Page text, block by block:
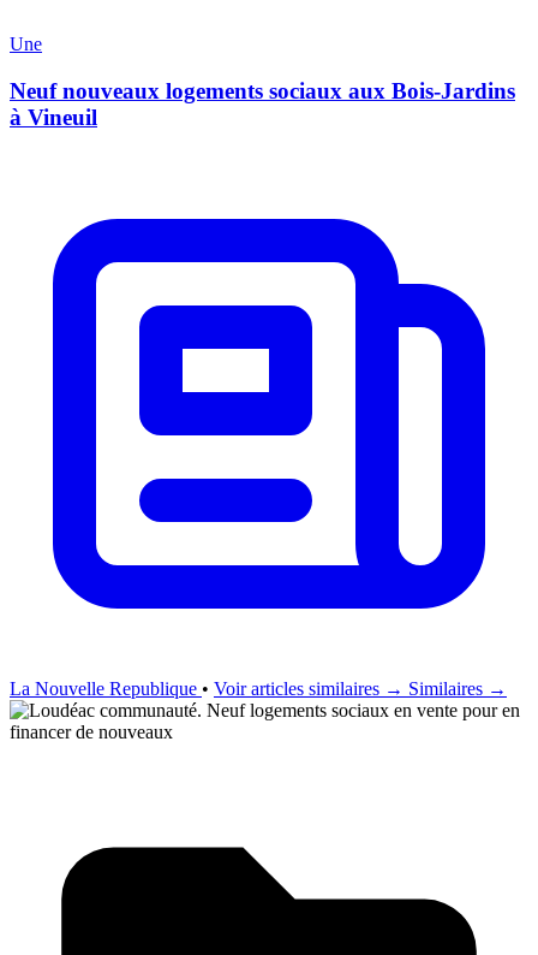
Une
Neuf nouveaux logements sociaux aux Bois-Jardins
à Vineuil
La Nouvelle Republique • Voir articles similaires → Similaires →